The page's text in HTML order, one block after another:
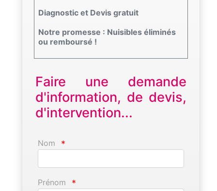
Diagnostic et Devis gratuit
Notre promesse : Nuisibles éliminés
ou remboursé !
Faire une demande
d'information, de devis,
d'intervention...
Nom *
Prénom *